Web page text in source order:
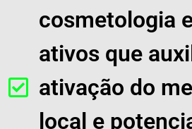
cosmetologia
ativos que
ativação do
local e